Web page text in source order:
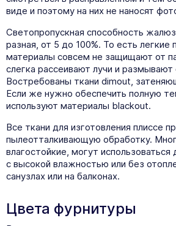
виде и поэтому на них не наносят
Светопропускная способность
разная, от 5 до 100%. То есть легкие
материалы совсем не защищают от
слегка рассеивают лучи и размывают
Востребованы ткани dimout,
Если же нужно обеспечить полную
используют материалы blackout.
Все ткани для изготовления плиссе
пылеотталкивающую обработку.
влагостойкие, могут
с высокой влажностью или без
санузлах или на балконах.
Цвета фурнитуры